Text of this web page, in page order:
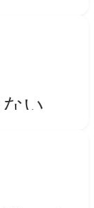
心」へ
い